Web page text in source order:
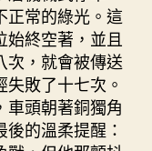
正常的綠光。這
終空著，並且
次，就會被傳送
失敗了十七次。
車頭朝著銅獨角
的溫柔提醒：